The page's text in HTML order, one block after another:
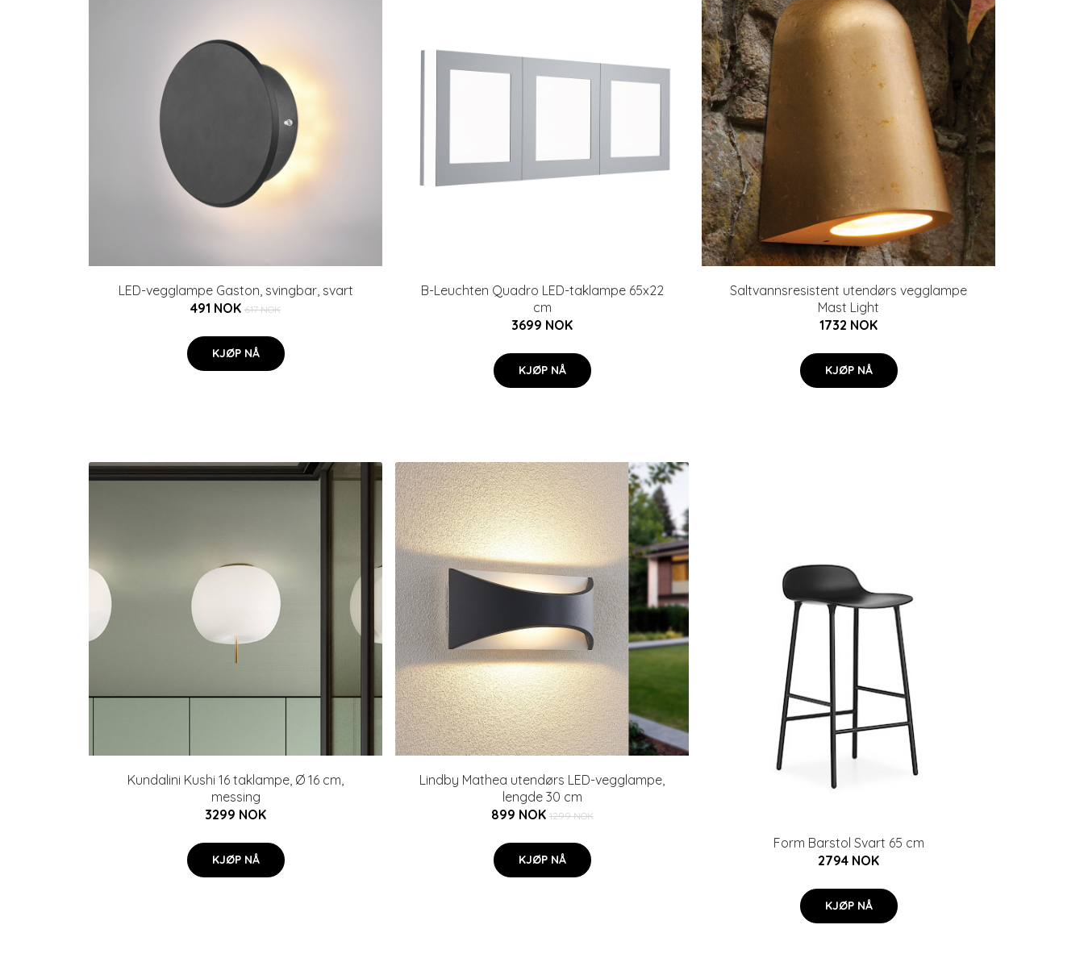
LED-vegglampe Gaston, svingbar, svart
491 NOK 617 NOK
KJØP NÅ
B-Leuchten Quadro LED-taklampe 65x22
cm
3699 NOK
KJØP NÅ
Saltvannsresistent utendørs vegglampe
Mast Light
1732 NOK
KJØP NÅ
Kundalini Kushi 16 taklampe, Ø 16 cm,
messing
3299 NOK
KJØP NÅ
Lindby Mathea utendørs LED-vegglampe,
lengde 30 cm
899 NOK 1299 NOK
KJØP NÅ
Form Barstol Svart 65 cm
2794 NOK
KJØP NÅ